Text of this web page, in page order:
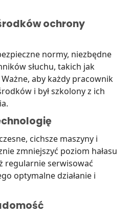
ochrony
normy, niezbędne
słuchu, takich jak
aby każdy pracownik
i był szkolony z ich
cichsze maszyny i
zmniejszyć poziom hałasu
regularnie serwisować
optymalne działanie i